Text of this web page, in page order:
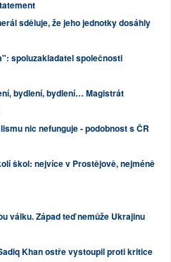
sděluje, že jeho jednotky dosáhly
spoluzakladatel společnosti
bydlení, bydlení… Magistrát
nic nefunguje - podobnost s ČR
škol: nejvíce v Prostějově, nejméně
válku. Západ teď nemůže Ukrajinu
Khan ostře vystoupil proti kritice